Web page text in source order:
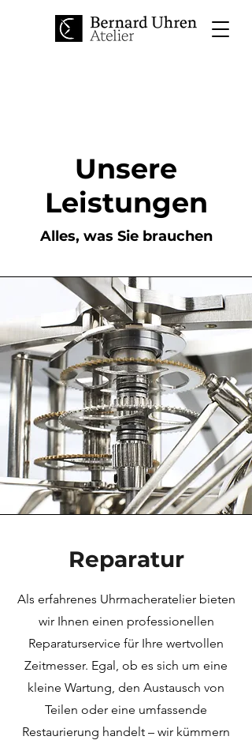
Unsere
Leistungen
Alles, was Sie brauchen
Reparatur
Als erfahrenes Uhrmacheratelier bieten
wir Ihnen einen professionellen
Reparaturservice für Ihre wertvollen
Zeitmesser. Egal, ob es sich um eine
kleine Wartung, den Austausch von
Teilen oder eine umfassende
Restaurierung handelt – wir kümmern